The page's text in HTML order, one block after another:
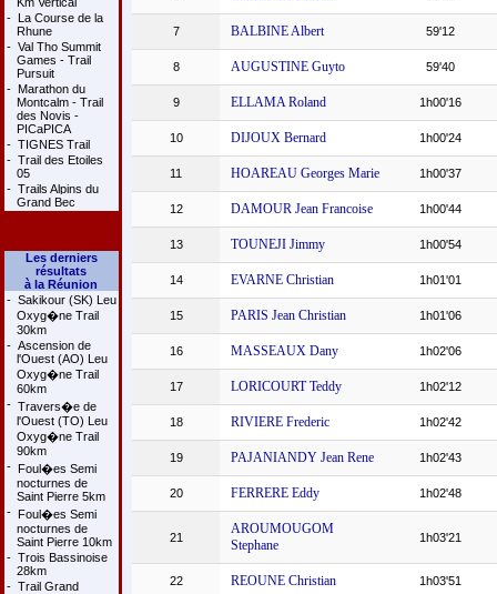
- La Course de la
Rhune
- Val Tho Summit
Games - Trail
Pursuit
- Marathon du
Montcalm - Trail
des Novis -
PICaPICA
- TIGNES Trail
- Trail des Etoiles
05
- Trails Alpins du
Grand Bec
Les derniers
résultats
à la Réunion
- Sakikour (SK) Leu
Oxyg�ne Trail
30km
- Ascension de
l'Ouest (AO) Leu
Oxyg�ne Trail
60km
- Travers�e de
l'Ouest (TO) Leu
Oxyg�ne Trail
90km
- Foul�es Semi
nocturnes de
Saint Pierre 5km
- Foul�es Semi
nocturnes de
Saint Pierre 10km
- Trois Bassinoise
28km
- Trail Grand
7 BALBINE Albert 59'12
8 AUGUSTINE Guyto 59'40
9 ELLAMA Roland 1h00'16
10 DIJOUX Bernard 1h00'24
11 HOAREAU Georges Marie 1h00'37
12 DAMOUR Jean Francoise 1h00'44
13 TOUNEJI Jimmy 1h00'54
14 EVARNE Christian 1h01'01
15 PARIS Jean Christian 1h01'06
16 MASSEAUX Dany 1h02'06
17 LORICOURT Teddy 1h02'12
18 RIVIERE Frederic 1h02'42
19 PAJANIANDY Jean Rene 1h02'43
20 FERRERE Eddy 1h02'48
21
AROUMOUGOM
Stephane
1h03'21
22 REOUNE Christian 1h03'51